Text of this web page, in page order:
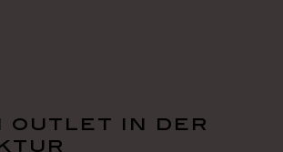
outlet in der